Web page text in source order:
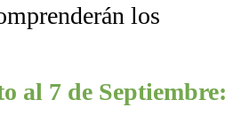
los
al 7 de